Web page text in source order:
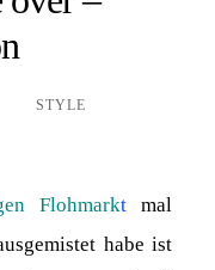
STYLE
Flohmarktmal
habe ist